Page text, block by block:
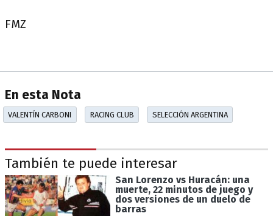
FMZ
En esta Nota
VALENTÍN CARBONI RACING CLUB SELECCIÓN ARGENTINA
También te puede interesar
San Lorenzo vs Huracán: una
muerte, 22 minutos de juego y
dos versiones de un duelo de
barras